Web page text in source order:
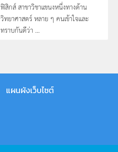
ฟิสิกส์ สาขาวิชาแขนงหนึ่งทางด้าน
วิทยาศาสตร์ หลาย ๆ คนเข้าใจและ
ทราบกันดีว่า ...
แผนผังเว็บไซต์